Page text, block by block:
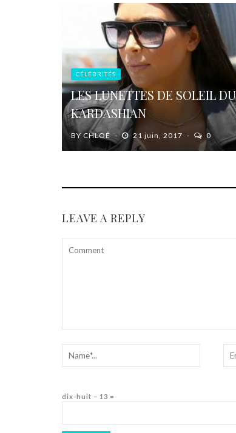
CÉLÉBRITÉS
LES LUNETTES DE SOLEIL
KARDASHIAN
BYCHLOÉ 21 juin, 2017 0
LEAVE A REPLY
dix-huit − 13 =